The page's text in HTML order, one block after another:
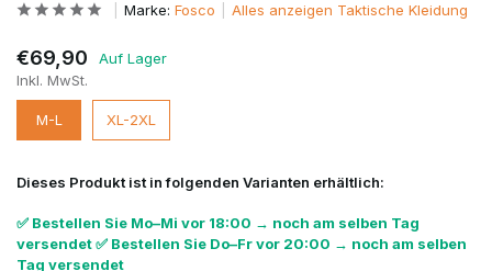
Marke: Fosco Alles anzeigen Taktische Kleidung
€69,90
Auf Lager
Inkl. MwSt.
M-L XL-2XL
Dieses Produkt ist in folgenden Varianten erhältlich:
✅ Bestellen Sie Mo–Mi vor 18:00 → noch am selben Tag
versendet ✅ Bestellen Sie Do–Fr vor 20:00 → noch am selben
Tag versendet